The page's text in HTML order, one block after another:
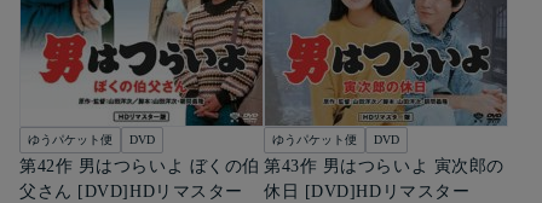
ゆうパケット便 DVD
第42作 男はつらいよ ぼくの伯
父さん [DVD]HDリマスター
ゆうパケット便 DVD
第43作 男はつらいよ 寅次郎の
休日 [DVD]HDリマスター